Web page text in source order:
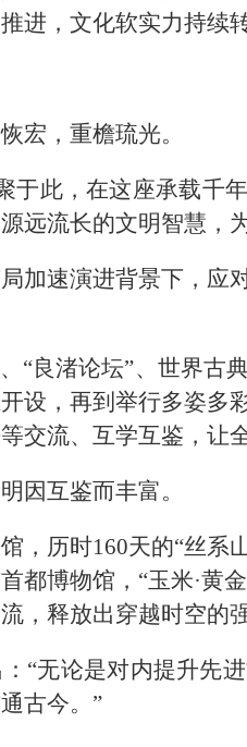
进，文化软实力持续
宏，重檐琉光。
于此，在这座承载千
远流长的文明智慧，
加速演进背景下，应
“良渚论坛”、世界
设，再到举行多姿
交流、互学互鉴，让
因互鉴而丰富。
，历时160天的“丝
都博物馆，“玉米·
，释放出穿越时空的
“无论是对内提升先
古今。”